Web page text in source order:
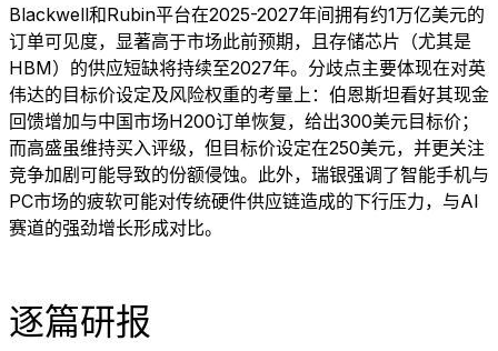
Blackwell和Rubin平台在2025-2027年间拥有约1万亿美元的
订单可见度，显著高于市场此前预期，且存储芯片（尤其是
HBM）的供应短缺将持续至2027年。分歧点主要体现在对英
伟达的目标价设定及风险权重的考量上：伯恩斯坦看好其现金
回馈增加与中国市场H200订单恢复，给出300美元目标价；
而高盛虽维持买入评级，但目标价设定在250美元，并更关注
竞争加剧可能导致的份额侵蚀。此外，瑞银强调了智能手机与
PC市场的疲软可能对传统硬件供应链造成的下行压力，与AI
赛道的强劲增长形成对比。
逐篇研报